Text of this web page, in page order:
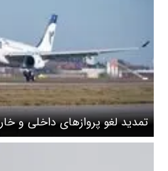
تمدید لغو پروازهای داخلی و خارجی